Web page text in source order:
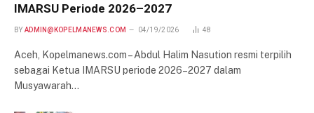
IMARSU Periode 2026–2027
BY ADMIN@KOPELMANEWS.COM 04/19/2026 48
Aceh, Kopelmanews.com – Abdul Halim Nasution resmi terpilih
sebagai Ketua IMARSU periode 2026–2027 dalam
Musyawarah…